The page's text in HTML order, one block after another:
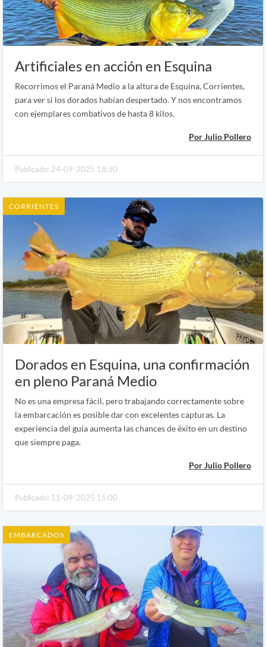
Artificiales en acción en Esquina
Recorrimos el Paraná Medio a la altura de Esquina, Corrientes,
para ver si los dorados habían despertado. Y nos encontramos
con ejemplares combativos de hasta 8 kilos.
Por Julio Pollero
Publicado: 24-09-2025 18:30
CORRIENTES
Dorados en Esquina, una confirmación
en pleno Paraná Medio
No es una empresa fácil, pero trabajando correctamente sobre
la embarcación es posible dar con excelentes capturas. La
experiencia del guía aumenta las chances de éxito en un destino
que siempre paga.
Por Julio Pollero
Publicado: 11-09-2025 15:00
EMBARCADOS